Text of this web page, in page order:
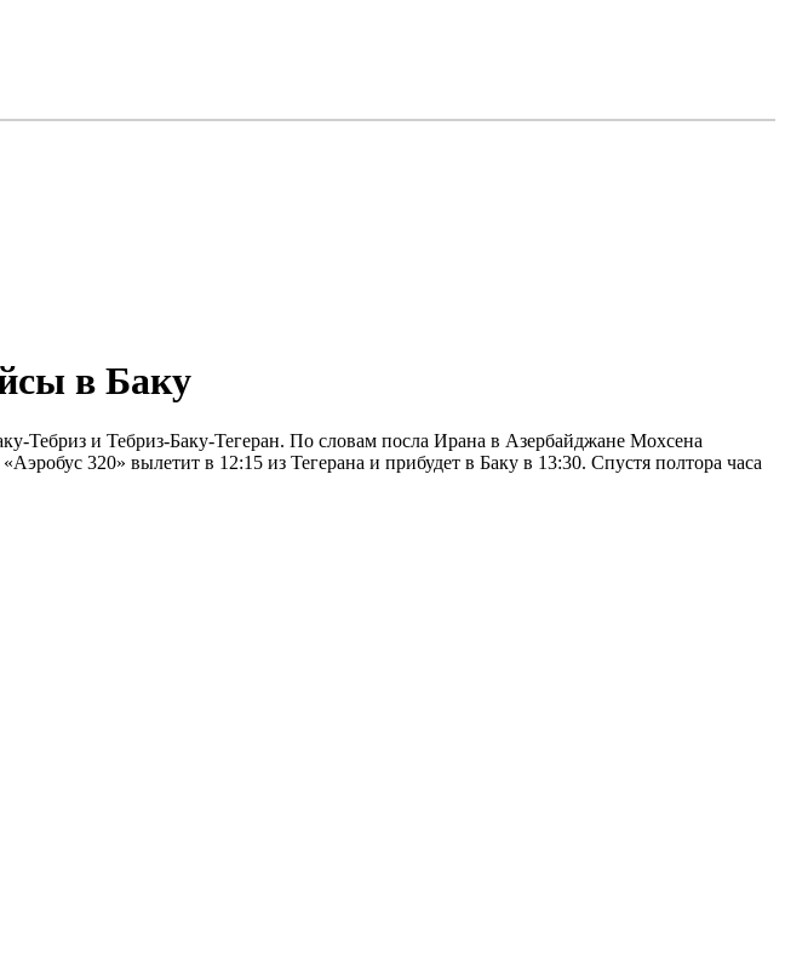
в Баку
Тебриз и Тебриз-Баку-Тегеран. По словам посла Ирана в Азербайджане Мохсена
320» вылетит в 12:15 из Тегерана и прибудет в Баку в 13:30. Спустя полтора часа